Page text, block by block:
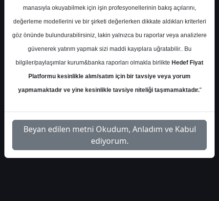
S.No Dosya Adı İndir
1
marbas-menkul-tursg-
hedef-fiyat-44933
İlgili
Dosyayı İndir
1
manasıyla okuyabilmek için işin profesyonellerinin bakış açılarını,
değerleme modellerini ve bir şirketi değerlerken dikkate aldıkları kriterleri
göz önünde bulundurabilirsiniz, lakin yalnızca bu raporlar veya analizlere
güvenerek yatırım yapmak sizi maddi kayıplara uğratabilir.. Bu
bilgiler/paylaşımlar kurum&banka raporları olmakla birlikte Hedef Fiyat
Platformu kesinlikle alım/satım için bir tavsiye veya yorum
yapmamaktadır ve yine kesinlikle tavsiye niteliği taşımamaktadır."
Beyan edilen metni Okudum, Anladım ve Kabul
ediyorum.